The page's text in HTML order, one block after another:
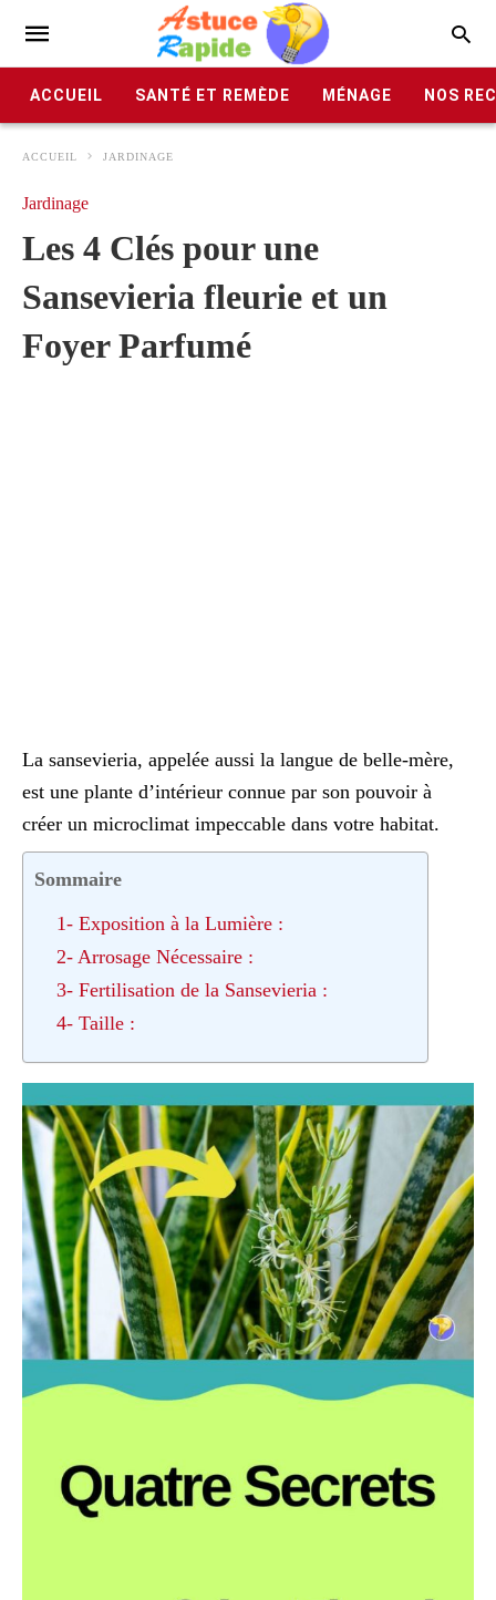
ACCUEIL SANTÉ ET REMÈDE MÉNAGE NOS
ACCUEIL JARDINAGE
Jardinage
Les 4 Clés pour une
Sansevieria fleurie et un
Foyer Parfumé
La sansevieria, appelée aussi la langue de belle-mère,
est une plante d’intérieur connue par son pouvoir à
créer un microclimat impeccable dans votre habitat.
Sommaire
1- Exposition à la Lumière :
2- Arrosage Nécessaire :
3- Fertilisation de la Sansevieria :
4- Taille :